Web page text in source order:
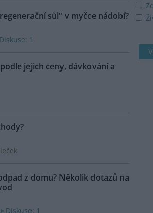
sůl" v myčce nádobí?
Diskuse: 1
jejich ceny, dávkování a
z domu? Několik dotazů na
Diskuse: 1